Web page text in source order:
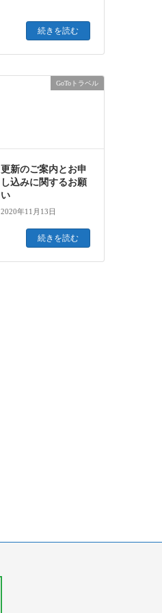
続きを読む
GoToトラベル
更新のご案内とお申
し込みに関するお願
い
2020年11月13日
続きを読む